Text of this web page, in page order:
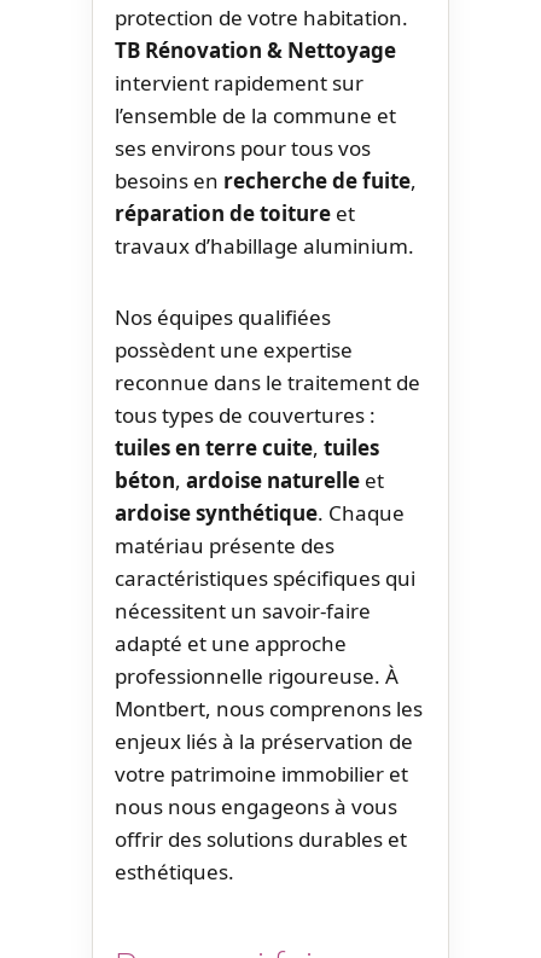
protection de votre habitation.
TB Rénovation & Nettoyage
intervient rapidement sur
l’ensemble de la commune et
ses environs pour tous vos
besoins en recherche de fuite,
réparation de toiture et
travaux d’habillage aluminium.
Nos équipes qualifiées
possèdent une expertise
reconnue dans le traitement de
tous types de couvertures :
tuiles en terre cuite, tuiles
béton, ardoise naturelle et
ardoise synthétique. Chaque
matériau présente des
caractéristiques spécifiques qui
nécessitent un savoir-faire
adapté et une approche
professionnelle rigoureuse. À
Montbert, nous comprenons les
enjeux liés à la préservation de
votre patrimoine immobilier et
nous nous engageons à vous
offrir des solutions durables et
esthétiques.